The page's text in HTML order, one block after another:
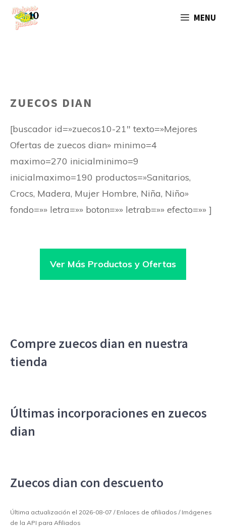
Saltar
MENU
ZUECOS DIAN
[buscador id=»zuecos10-21″ texto=»Mejores
Ofertas de zuecos dian» minimo=4
maximo=270 inicialminimo=9
inicialmaximo=190 productos=»Sanitarios,
Crocs, Madera, Mujer Hombre, Niña, Niño»
fondo=»» letra=»» boton=»» letrab=»» efecto=»» ]
Ver Más Productos y Ofertas
Compre zuecos dian en nuestra
tienda
Últimas incorporaciones en zuecos
dian
Zuecos dian con descuento
Última actualización el 2026-08-07 / Enlaces de afiliados / Imágenes
de la API para Afiliados